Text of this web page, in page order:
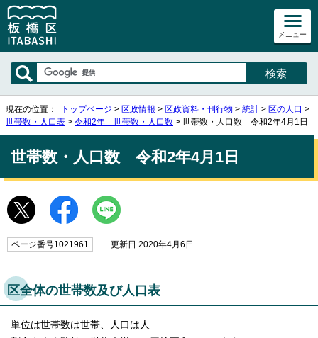
メニュー
現在の位置： トップページ > 区政情報 > 区政資料・刊行物 > 統計 > 区の人口 >
世帯数・人口表 > 令和2年 世帯数・人口数 > 世帯数・人口数 令和2年4月1日
世帯数・人口数 令和2年4月1日
ページ番号1021961 更新日 2020年4月6日
区全体の世帯数及び人口表
単位は世帯数は世帯、人口は人